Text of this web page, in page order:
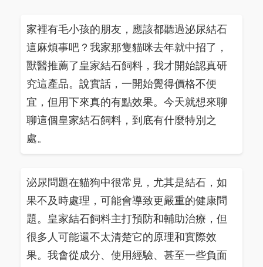
家裡有毛小孩的朋友，應該都聽過泌尿結石
這麻煩事吧？我家那隻貓咪去年就中招了，
獸醫推薦了皇家結石飼料，我才開始認真研
究這產品。說實話，一開始覺得價格不便
宜，但用下來真的有點效果。今天就想來聊
聊這個皇家結石飼料，到底有什麼特別之
處。
泌尿問題在貓狗中很常見，尤其是結石，如
果不及時處理，可能會導致更嚴重的健康問
題。皇家結石飼料主打預防和輔助治療，但
很多人可能還不太清楚它的原理和實際效
果。我會從成分、使用經驗、甚至一些負面